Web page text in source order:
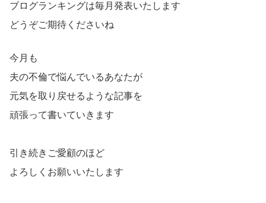
ブログランキングは毎月発表いたします
どうぞご期待くださいね
今月も
夫の不倫で悩んでいるあなたが
元気を取り戻せるような記事を
頑張って書いていきます
引き続きご愛顧のほど
よろしくお願いいたします